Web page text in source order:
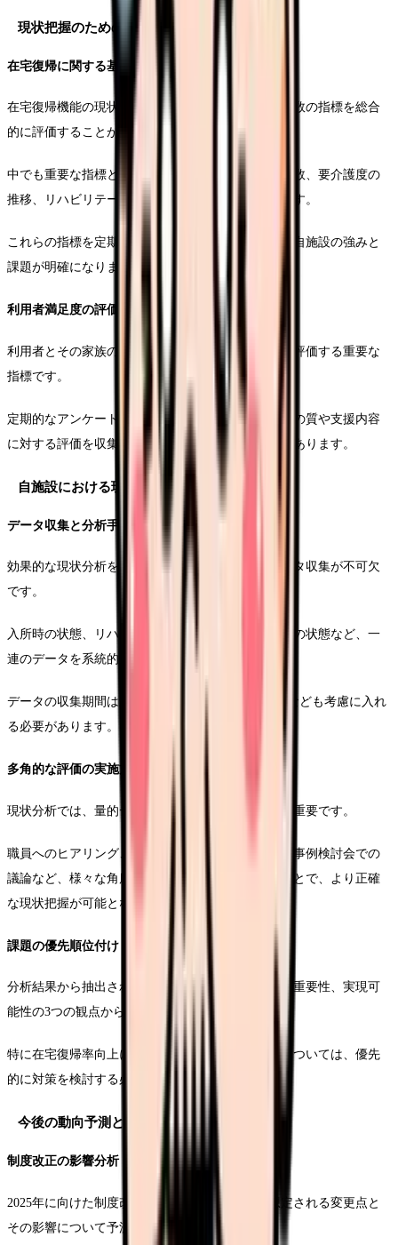
現状把握のための評価指標
在宅復帰に関する基本指標
在宅復帰機能の現状を正確に把握するためには、複数の指標を総合
的に評価することが重要です。
中でも重要な指標として、在宅復帰率、平均在所日数、要介護度の
推移、リハビリテーション実施率などが挙げられます。
これらの指標を定期的にモニタリングすることで、自施設の強みと
課題が明確になります。
利用者満足度の評価方法
利用者とその家族の満足度は、在宅復帰支援の質を評価する重要な
指標です。
定期的なアンケート調査や面談を通じて、サービスの質や支援内容
に対する評価を収集し、改善につなげていく必要があります。
自施設における現状分析の進め方
データ収集と分析手法
効果的な現状分析を行うためには、まず正確なデータ収集が不可欠
です。
入所時の状態、リハビリテーションの進捗、退所時の状態など、一
連のデータを系統的に収集し、分析を行います。
データの収集期間は最低6ヶ月以上とし、季節変動なども考慮に入れ
る必要があります。
多角的な評価の実施方法
現状分析では、量的データだけでなく質的な評価も重要です。
職員へのヒアリング、カンファレンス記録の分析、事例検討会での
議論など、様々な角度からの評価を組み合わせることで、より正確
な現状把握が可能となります。
課題の優先順位付け
分析結果から抽出された課題については、緊急性、重要性、実現可
能性の3つの観点から優先順位をつけていきます。
特に在宅復帰率向上に直接的な影響を与える要因については、優先
的に対策を検討する必要があります。
今後の動向予測と対応策
制度改正の影響分析
2025年に向けた制度改正の動向を踏まえ、今後想定される変更点と
その影響について予測を立てる必要があります。